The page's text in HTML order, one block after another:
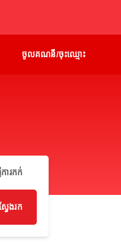
ចូលគណនី/ចុះឈ្មោះ
ារកក់
វែងរក